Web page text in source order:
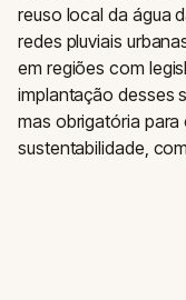
reuso local da água
redes pluviais
em regiões com
implantação desses
mas obrigatória
sustentabilidade,